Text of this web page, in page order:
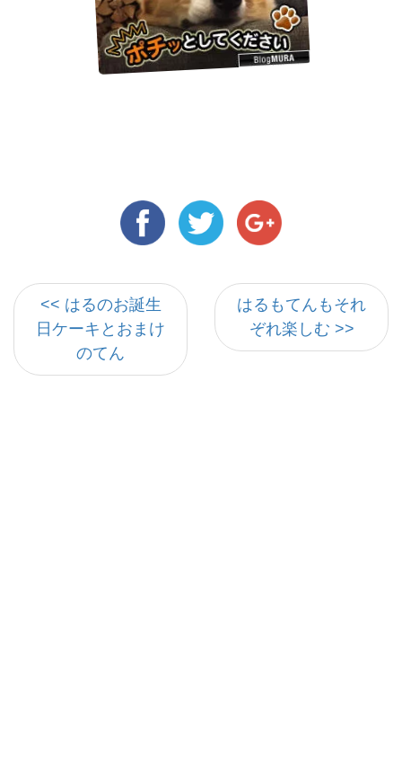
<< はるのお誕生
日ケーキとおまけ
のてん
はるもてんもそれ
ぞれ楽しむ >>